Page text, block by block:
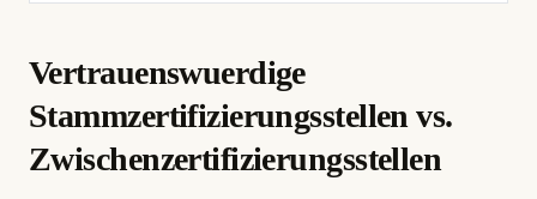
Vertrauenswuerdige
Stammzertifizierungsstellen vs.
Zwischenzertifizierungsstellen